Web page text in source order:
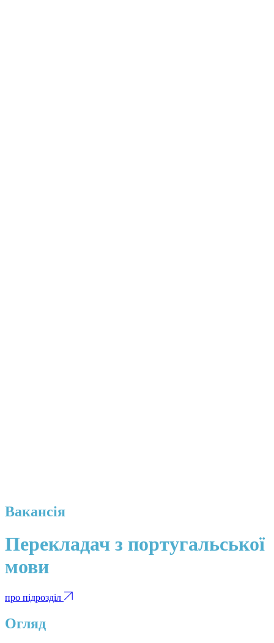
Вакансія
Перекладач з португальської
мови
про підрозділ
Огляд